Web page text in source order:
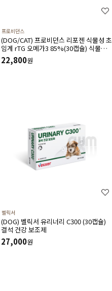
프로비던스
(DOG/CAT) 프로비던스 리포젠 식물성 초
임계 rTG 오메가3 85%(30캡슐) 식물성
오일 피부 혈관 염증 관절 심장 눈 신장 건
강에 도움
22,800원
벨릭서
(DOG) 벨릭서 유리너리 C300 (30캡슐)
결석 건강 보조제
27,000원